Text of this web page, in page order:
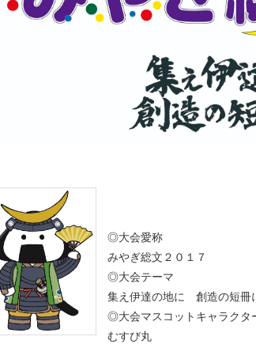
◎大会愛称
みやぎ総文２０１７
◎大会テーマ
集え伊達の地に 創造の短冊
◎大会マスコットキャラクタ
むすび丸